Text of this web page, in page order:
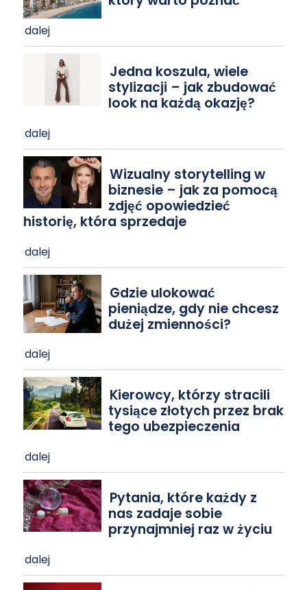
dalej
Jedna koszula, wiele
stylizacji – jak zbudować
look na każdą okazję?
dalej
Wizualny storytelling w
biznesie – jak za pomocą
zdjęć opowiedzieć
historię, która sprzedaje
dalej
Gdzie ulokować
pieniądze, gdy nie chcesz
dużej zmienności?
dalej
Kierowcy, którzy stracili
tysiące złotych przez brak
tego ubezpieczenia
dalej
Pytania, które każdy z
nas zadaje sobie
przynajmniej raz w życiu
dalej